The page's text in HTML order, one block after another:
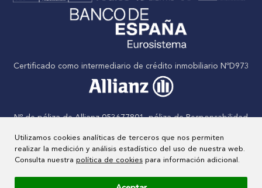
Utilizamos cookies analíticas de terceros que nos permiten
realizar la medición y análisis estadístico del uso de nuestra web.
Consulta nuestra política de cookies para información adicional.
Certificado como intermediario de crédito inmobiliario NºD973
Nº de póliza de Allianz 053677801, póliza de Responsabilidad
Nº de Agente inmobiliario inscrito en el RAIN: Nº 000829/23